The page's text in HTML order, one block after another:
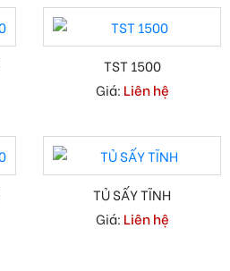
TST 1500
Giá: Liên hệ
TỦ SẤY TĨNH
Giá: Liên hệ